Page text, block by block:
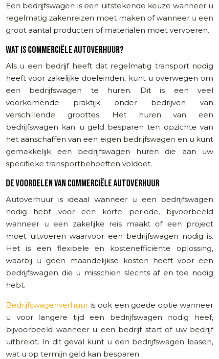
Een bedrijfswagen is een uitstekende keuze wanneer u
regelmatig zakenreizen moet maken of wanneer u een
groot aantal producten of materialen moet vervoeren.
WAT IS COMMERCIËLE AUTOVERHUUR?
Als u een bedrijf heeft dat regelmatig transport nodig
heeft voor zakelijke doeleinden, kunt u overwegen om
een bedrijfswagen te huren. Dit is een veel
voorkomende praktijk onder bedrijven van
verschillende groottes. Het huren van een
bedrijfswagen kan u geld besparen ten opzichte van
het aanschaffen van een eigen bedrijfswagen en u kunt
gemakkelijk een bedrijfswagen huren die aan uw
specifieke transportbehoeften voldoet.
DE VOORDELEN VAN COMMERCIËLE AUTOVERHUUR
Autoverhuur is ideaal wanneer u een bedrijfswagen
nodig hebt voor een korte periode, bijvoorbeeld
wanneer u een zakelijke reis maakt of een project
moet uitvoeren waarvoor een bedrijfswagen nodig is.
Het is een flexibele en kostenefficiënte oplossing,
waarbij u geen maandelijkse kosten heeft voor een
bedrijfswagen die u misschien slechts af en toe nodig
hebt.
Bedrijfswagenverhuur is ook een goede optie wanneer
u voor langere tijd een bedrijfswagen nodig heef,
bijvoorbeeld wanneer u een bedrijf start of uw bedrijf
uitbreidt. In dit geval kunt u een bedrijfswagen leasen,
wat u op termijn geld kan besparen.